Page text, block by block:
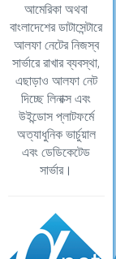
আমেরিকা অথবা
বাংলাদেশের ডাটাসেন্টারে
আলফা নেটের নিজস্ব
সার্ভারে রাখার ব্যবস্থা,
এছাড়াও আলফা নেট
দিচ্ছে লিনাক্স এবং
উইন্ডোস প্লাটফর্মে
অত্যাধুনিক ভার্চুয়াল
এবং ডেডিকেটেড
সার্ভার।